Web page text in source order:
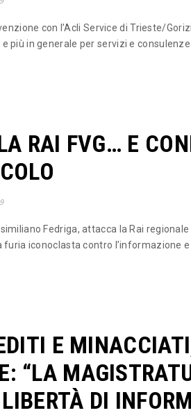
con l’Acli Service di Trieste/
in generale per servizi e consulenze
RAI FVG… E
Fedriga, attacca la Rai
iconoclasta contro l’informazione e
E
“LA
DI